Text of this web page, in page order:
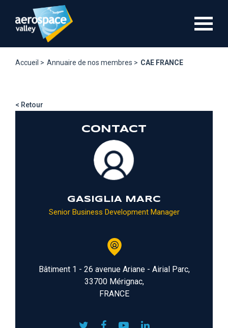
contenu
Accueil > Annuaire de nos membres > CAE FRANCE
< Retour
CONTACT
GASIGLIA MARC
Senior Business Development Manager
Bâtiment 1 - 26 avenue Ariane - Airial Parc,
33700 Mérignac,
FRANCE